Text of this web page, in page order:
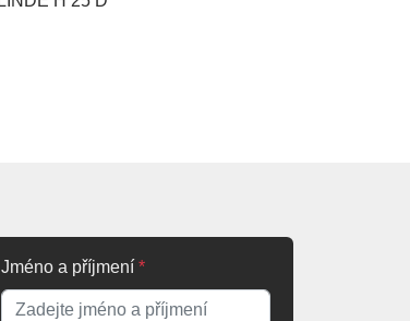
Jméno a příjmení *